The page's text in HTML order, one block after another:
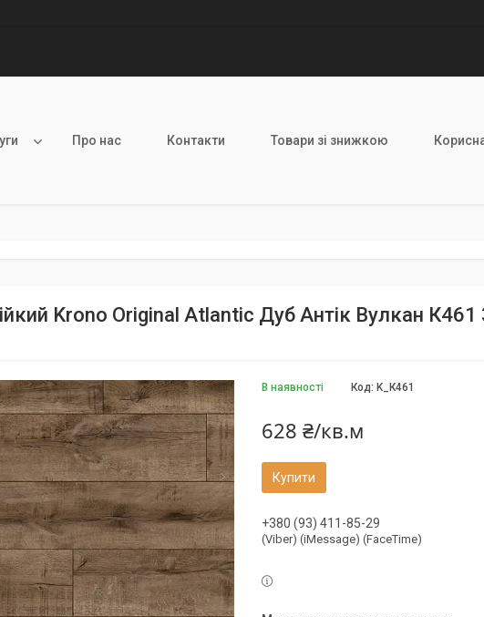
Про нас Контакти Товари зі знижкою
Krono Original Atlantic Дуб Антік Вулкан
В наявності Код: K_К461
628 ₴/кв.м
Купити
+380 (93) 411-85-29
(Viber) (iMessage) (FaceTime)